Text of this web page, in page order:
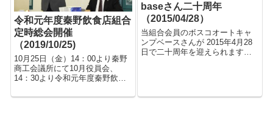
令和元年度秦野飲食店組合
定時総会開催
（2019/10/25)
10月25日（金）14：00より秦野
商工会議所にて10月役員会、
14：30より令和元年度秦野飲食
た。 川口組合長の挨拶の後、議
baseさん二十周年
（2015/04/28）
当組合会員のボスコオートキャ
ンプベースさんが 2015年4月28
日で二十周年を迎えられます。